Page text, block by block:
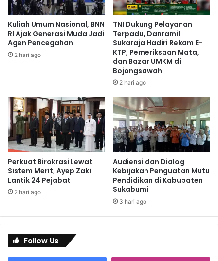
Kuliah Umum Nasional, BNN
RI Ajak Generasi Muda Jadi
Agen Pencegahan
2 hari ago
TNI Dukung Pelayanan
Terpadu, Danramil
Sukaraja Hadiri Rekam E-
KTP, Pemeriksaan Mata,
dan Bazar UMKM di
Bojongsawah
2 hari ago
Perkuat Birokrasi Lewat
Sistem Merit, Ayep Zaki
Lantik 24 Pejabat
2 hari ago
Audiensi dan Dialog
Kebijakan Penguatan Mutu
Pendidikan di Kabupaten
Sukabumi
3 hari ago
Follow Us